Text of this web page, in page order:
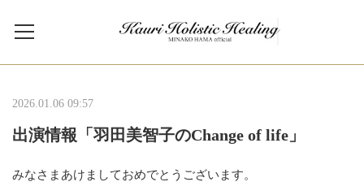
2026.01.06 09:57
出演情報「羽田美智子のChange of life」
みなさまあけましておめでとうございます。